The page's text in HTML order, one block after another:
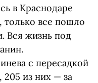
в Краснодаре
только все пошло
Вся жизнь под
с пересадкой
205 из них — за